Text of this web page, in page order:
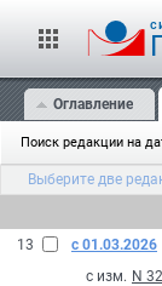
Оглавление
Поиск редакции на
Выберите две
13
с 01.03.2026
с изм. N